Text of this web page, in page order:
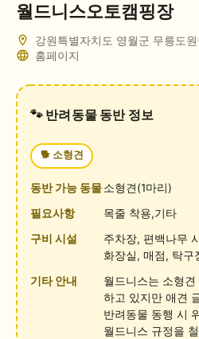
월드니스오토캠핑장
강원특별자치도 영월군 무릉도
홈페이지
🐾 반려동물 동반 정보
🐕 소형견
동반 가능 동물소형견(1마리)
필요사항
목줄 착용,기타
구비 시설
주차장, 편백나무
화장실, 매점, 탁구
기타 안내
월드니스는 소형
하고 있지만 애견
반려동물 동행 시
월드니스 규정을